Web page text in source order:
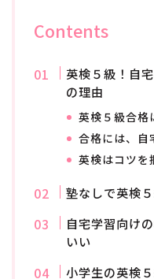
Contents
英検５級！自
の理由
英検５級合格
合格には、自
英検はコツを
塾なしで英検
自宅学習向け
いい
小学生の英検